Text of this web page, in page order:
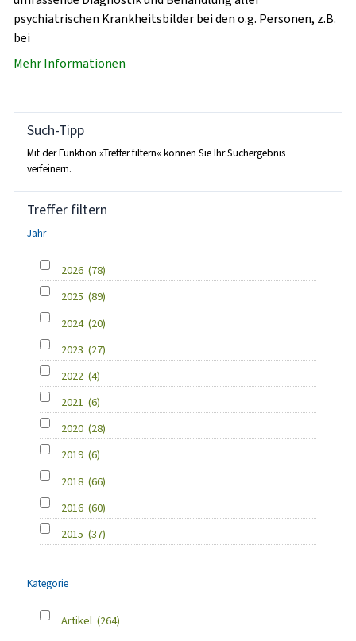
psychiatrischen Krankheitsbilder bei den o.g. Personen, z.B.
bei
Mehr Informationen
Such-Tipp
Mit der Funktion »Treffer filtern« können Sie Ihr Suchergebnis
verfeinern.
Treffer filtern
Jahr
2026 (78)
2025 (89)
2024 (20)
2023 (27)
2022 (4)
2021 (6)
2020 (28)
2019 (6)
2018 (66)
2016 (60)
2015 (37)
Kategorie
Artikel (264)